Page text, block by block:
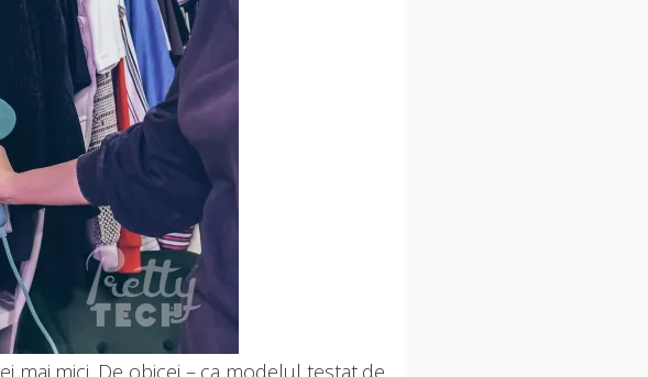
mai mici. De obicei – ca modelul testat de